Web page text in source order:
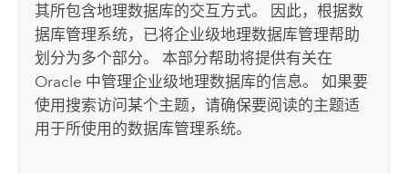
其所包含地理数据库的交互方式。 因此，根据数
据库管理系统，已将企业级地理数据库管理帮助
划分为多个部分。 本部分帮助将提供有关在
Oracle 中管理企业级地理数据库的信息。 如果要
使用搜索访问某个主题，请确保要阅读的主题适
用于所使用的数据库管理系统。